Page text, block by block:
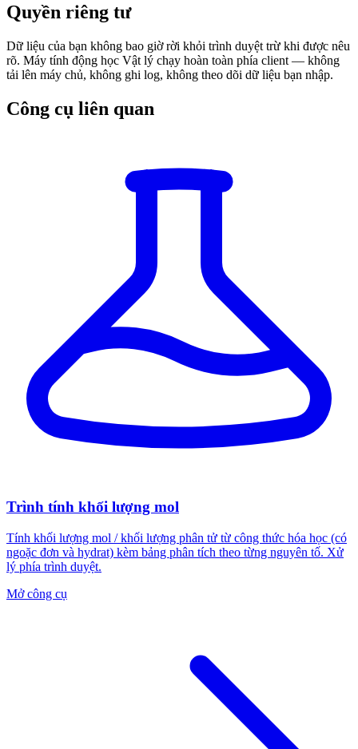
Quyền riêng tư
Dữ liệu của bạn không bao giờ rời khỏi trình duyệt trừ khi được nêu
rõ. Máy tính động học Vật lý chạy hoàn toàn phía client — không
tải lên máy chủ, không ghi log, không theo dõi dữ liệu bạn nhập.
Công cụ liên quan
Trình tính khối lượng mol
Tính khối lượng mol / khối lượng phân tử từ công thức hóa học (có
ngoặc đơn và hydrat) kèm bảng phân tích theo từng nguyên tố. Xử
lý phía trình duyệt.
Mở công cụ